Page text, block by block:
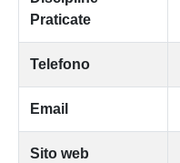
Praticate
Telefono
Email
Sito web